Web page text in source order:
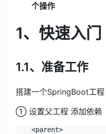
个操作
1、快速入门
1.1、准备工作
搭建一个SpringBoot工程
① 设置父工程 添加依赖
    <parent>